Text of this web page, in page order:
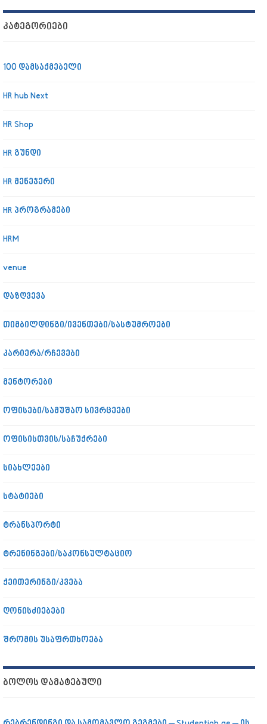
ᲙᲐᲢᲔᲒᲝᲠᲘᲔᲑᲘ
100 დამსაქმებელი
HR hub Next
HR Shop
HR გუნდი
HR მენეჯერი
HR პროგრამები
HRM
venue
დაზღვევა
თიმბილდინგი/ივენთები/სასტუმროები
კარიერა/რჩევები
მენტორები
ოფისები/სამუშაო სივრცეები
ოფისისთვის/საჩუქრები
სიახლეები
სტატიები
ტრანსპორტი
ტრენინგები/საკონსულტაციო
ქეითერინგი/კვება
ღონისძიებები
შრომის უსაფრთხოება
ᲑᲝᲚᲝᲡ ᲓᲐᲛᲐᲢᲔᲑᲣᲚᲘ